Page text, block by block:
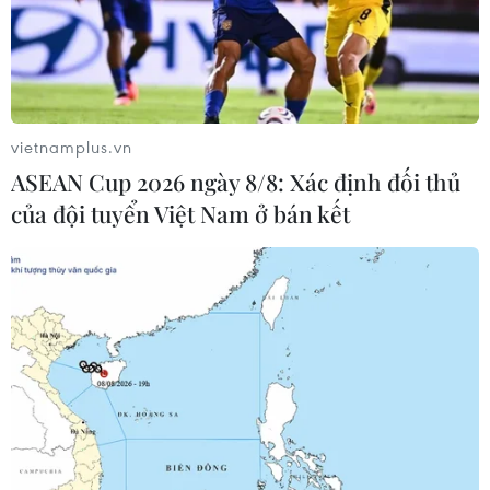
Iran và Oman đạt thỏa thuận về
tuyến vận tải thương mại qua eo biển
Hormuz
05/08/2026 22:43
Houthi bị nghi đứng sau vụ
trên Biển Đỏ
Israel và Liban không đạt tiến triển
trong ngày đàm phán đầu tiên
05/08/2026 15:01
vietnamplus.vn
ASEAN Cup 2026 ngày 8/8: Xác định đối thủ
của đội tuyển Việt Nam ở bán kết